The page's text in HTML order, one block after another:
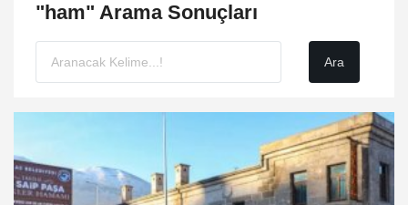
"ham" Arama Sonuçları